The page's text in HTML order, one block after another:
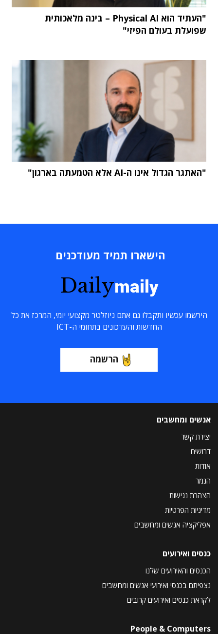
"העתיד הוא Physical AI – בינה מלאכותית
שפועלת בעולם הפיזי"
"האתגר הגדול אינו ה-AI אלא הטמעתה בארגון"
הישארו תמיד מעודכנים
Dailymaily
הירשמו עכשיו ותקבלו גם אתם ניוזלטר מקצועי יומי, המרכז את כל
החדשות והעדכונים בתחומי ה-ICT
הרשמה
אנשים ומחשבים
יצירת קשר
דרושים
אודות
הנמר
הצהרת נגישות
מדיניות הפרטיות
אפליקציה אנשים ומחשבים
כנסים ואירועים
הכנסים והאירועים שלנו
נצפיתם בכנסי ואירועי אנשים ומחשבים
לקראת כנסים ואירועים קרובים
People & Computers